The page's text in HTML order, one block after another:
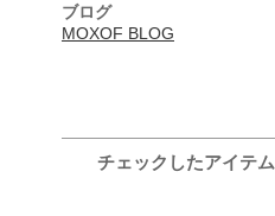
ブログ
MOXOF BLOG
チェックしたアイテム